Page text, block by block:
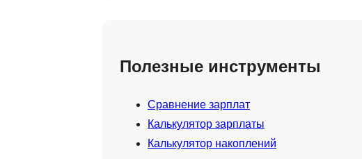
Полезные инструменты
Сравнение зарплат
Калькулятор зарплаты
Калькулятор накоплений